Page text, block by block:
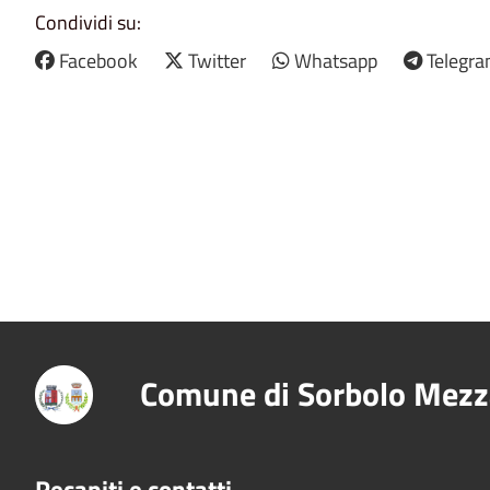
Condividi su:
Facebook
Twitter Whatsapp
Comune di Sorbolo